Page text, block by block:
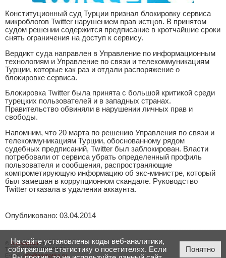
Конституционный суд Турции признал блокировку сервиса
микроблогов Twitter нарушением прав истцов. В принятом
судом решении содержится предписание в кротчайшие сроки
снять ограничения на доступ к сервису.
Вердикт суда направлен в Управление по информационным
технологиям и Управление по связи и телекоммуникациям
Турции, которые как раз и отдали распоряжение о
блокировке сервиса.
Блокировка Twitter была принята с большой критикой среди
турецких пользователей и в западных странах.
Правительство обвиняли в нарушении личных прав и
свободы.
Напомним, что 20 марта по решению Управления по связи и
телекоммуникациям Турции, обоснованному рядом
судебных предписаний, Twitter был заблокирован. Власти
потребовали от сервиса убрать определенный профиль
пользователя и сообщения, распространяющие
компрометирующую информацию об экс-министре, который
был замешан в коррупционном скандале. Руководство
Twitter отказала в удалении аккаунта.
Опубликовано: 03.04.2014
Аниматика2005 - 2026
Тел.:+7 (423) 206-00-23
E-mail: info@animatika.ru
На сайте установлены коды веб-аналитики,
собирающие статистику о посетителях. Если
Понятно